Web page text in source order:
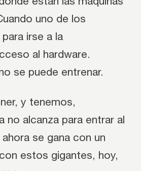
uno de los
irse a la
al hardware.
se puede entrenar.
y tenemos,
no alcanza para entrar al
se gana con un
estos gigantes, hoy,